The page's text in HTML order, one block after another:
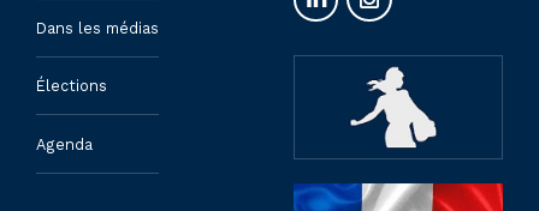
Dans les médias
Élections
Agenda